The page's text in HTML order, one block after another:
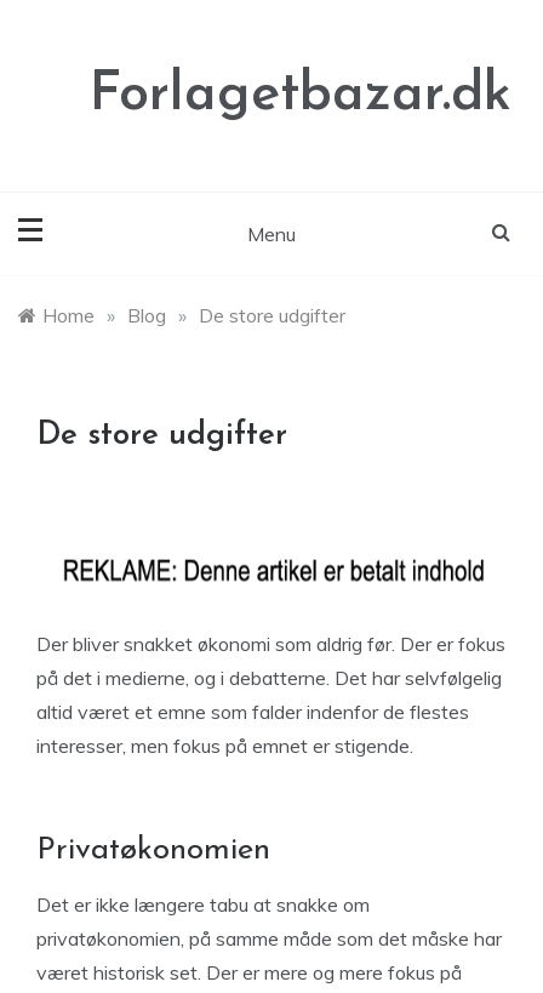
Forlagetbazar.dk
Menu
Home » Blog » De store udgifter
De store udgifter
Der bliver snakket økonomi som aldrig før. Der er fokus
på det i medierne, og i debatterne. Det har selvfølgelig
altid været et emne som falder indenfor de flestes
interesser, men fokus på emnet er stigende.
Privatøkonomien
Det er ikke længere tabu at snakke om
privatøkonomien, på samme måde som det måske har
været historisk set. Der er mere og mere fokus på